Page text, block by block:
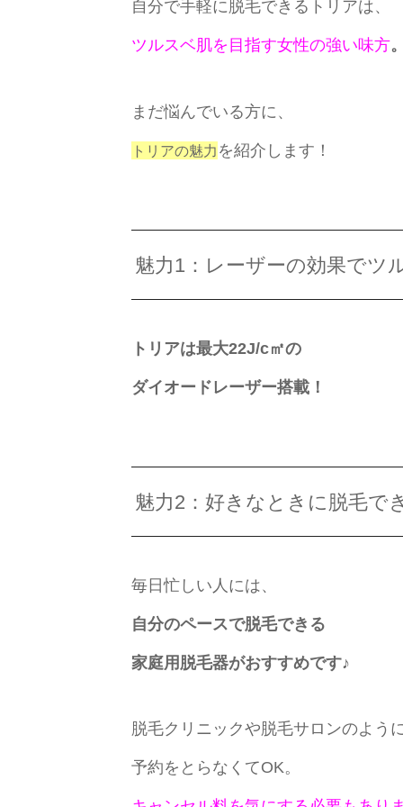
自分で手軽に脱毛できるトリアは、
ツルスベ肌を目指す女性の強い味方。
まだ悩んでいる方に、
トリアの魅力 を紹介します！
魅力1：レーザーの効果でツ
トリアは最大22J/c㎡の
ダイオードレーザー搭載！
魅力2：好きなときに脱毛で
毎日忙しい人には、
自分のペースで脱毛できる
家庭用脱毛器がおすすめです♪
脱毛クリニックや脱毛サロンのよう
予約をとらなくてOK。